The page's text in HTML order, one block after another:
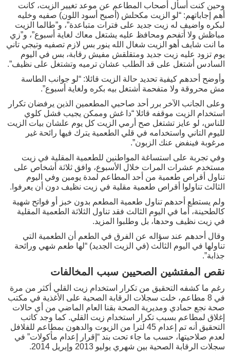
وحين كنت أسأل أصحاب المطاعم عن موعد تغيير الزيت، كانت
أهم إجاباتهم: “لو الزيت مكحلش (أصبح أسود اللون) صفيه وخليه
لبكره واضيف له زيت جديد على فترات متباعدة”، و”طالما الزيت
مباظش ولا أتفحم ومحافظ عليه يشتغل معاك لغاية أسبوع”، و”زي
ما انت شايف أهو الزيت شغال الله ينور بس لازم تصفيه وتيجي تاني
يوم تزود عليه زيت جديد ومتقلقش مفيش رقابة، بس في اليوم
السادس أشتغل على قد الطلب عشان ترميه وتشتغل على نظيف”.
وأوضح أحدهم كيفية تحديد حالة الزيت قائلا: “لو جوانب الطاسة
مش محروقة ولا متفحمة أشتغل بيه بكره ولغاية أسبوع”.
وعلى الجانب الآخر برر أحد صاحبي المطعمين الذين يرفضان تكرار
استخدام الزيت موقفه قائلا “دا غش وممكن يجيب فشل كلوي
للناس، لو عايز تشتغل صح أرمي الزيت كل يوم علشان بيات الزيت
لليوم التاني واستخدامه في قلي الطعمية يترك فيها رائحة غير
مرغوبة فينفض عنك الزبون”.
وفي تجربة على استساغة المواطنين للطعمية المقلية في زيت
مستخدم عشرات المرات خلال الأسبوع، وافق ثلاثة أشخاص على
تناول أقراص طعمية من أحد المطاعم لمدة يومين وفي اليوم
الثالث تناولوا أقراص طعمية مقلية في زيت نظيف دون أن يعرفوا.
ولم يستطع أحدهم تناول طعمية المطعم بدون خبز أو فواتح شهية
كالطحينة، أما في اليوم الثالث فقد تناول الثلاثة الطعمية المقلية
في زيت نظيف وحدها، بل وطلبوا المزيد.
وقال أحدهم عند سؤاله عن الفرق في الطعم أن الطعمية التي
تناولها في اليوم الثالث (في الزيت الجديد) “لها طعم شهي ورائحة
جذابة”.
نقص المفتشين الصحيين سبب المخالفات
رغم ما كشفه التحقيق من تكرار استخدام زيت القلي أكثر من مرة
في 8 مطاعم، خلت سجلات الرقابة الصحية على الأغذية في مكتب
صحة نجع حمادي ومديرية الصحة بقنا العام الماضي من أي حالات
إغلاق لمطاعم بسبب تكرار استخدام زيت القلي. كما وجد كاتب
التحقيق أنه تم إعدام 45 لترا من الزيوت والدهون بمطاعم للفلافل
لعدم صلاحيتها، حسب ما جاء تحت بند “إقرار إعدام مأكولات” في
سجلات الرقابة الصحية بين شهري يوليو 2013 وإبريل 2014.